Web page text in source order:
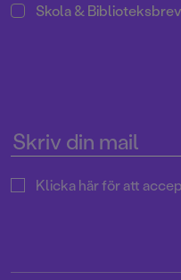
Skola &
Klicka här för att